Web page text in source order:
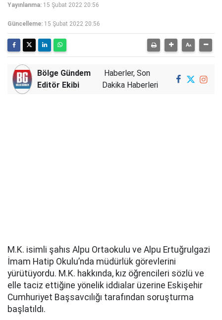
Yayınlanma: 15 Şubat 2022 20:56
Güncelleme: 15 Şubat 2022 20:56
Bölge Gündem
Editör Ekibi
Haberler, Son
Dakika Haberleri
M.K. isimli şahıs Alpu Ortaokulu ve Alpu Ertuğrulgazi
İmam Hatip Okulu’nda müdürlük görevlerini
yürütüyordu. M.K. hakkında, kız öğrencileri sözlü ve
elle taciz ettiğine yönelik iddialar üzerine Eskişehir
Cumhuriyet Başsavcılığı tarafından soruşturma
başlatıldı.